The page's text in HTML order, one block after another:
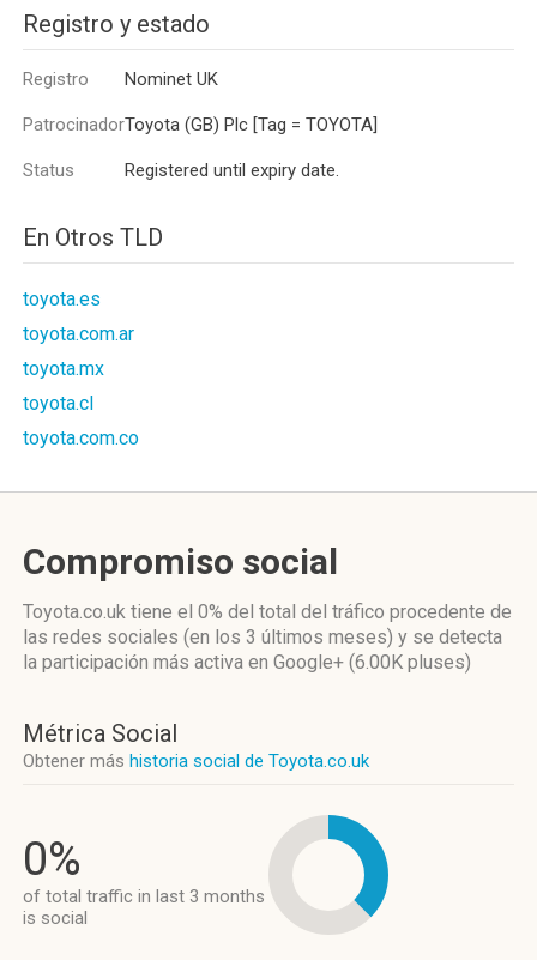
Registro y estado
Registro Nominet UK
PatrocinadorToyota (GB) Plc [Tag = TOYOTA]
Status Registered until expiry date.
En Otros TLD
toyota.es
toyota.com.ar
toyota.mx
toyota.cl
toyota.com.co
Compromiso social
Toyota.co.uk tiene el 0% del total del tráfico procedente de
las redes sociales (en los 3 últimos meses) y se detecta
la participación más activa en Google+ (6.00K pluses)
Métrica Social
Obtener más historia social de Toyota.co.uk
0%
of total traffic in last 3 months
is social